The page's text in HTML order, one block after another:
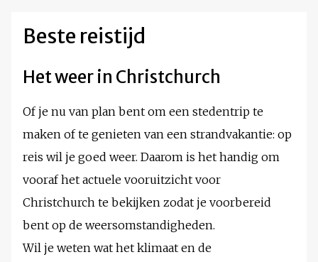
Beste reistijd
Het weer in Christchurch
Of je nu van plan bent om een stedentrip te
maken of te genieten van een strandvakantie: op
reis wil je goed weer. Daarom is het handig om
vooraf het actuele vooruitzicht voor
Christchurch te bekijken zodat je voorbereid
bent op de weersomstandigheden.
Wil je weten wat het klimaat en de